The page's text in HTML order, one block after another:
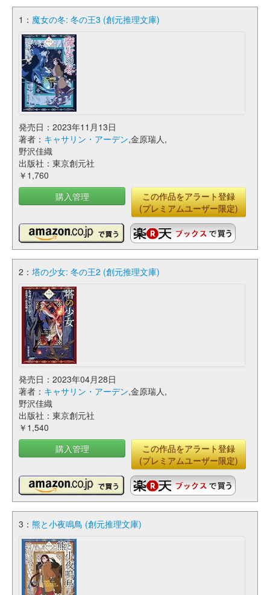
1： 魔女の冬: 冬の王3 (創元推理文庫)
発売日：2023年11月13日
著者： キャサリン・アーデン,金原瑞人,
野沢佳織
出版社：東京創元社
￥1,760
購入管理
この作品をアラート登録
(プレミアムユーザー限定)
2： 塔の少女: 冬の王2 (創元推理文庫)
発売日：2023年04月28日
著者： キャサリン・アーデン,金原瑞人,
野沢佳織
出版社：東京創元社
￥1,540
購入管理
この作品をアラート登録
(プレミアムユーザー限定)
3： 熊と小夜鳴鳥 (創元推理文庫)